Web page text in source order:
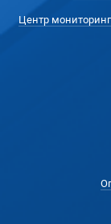
Центр